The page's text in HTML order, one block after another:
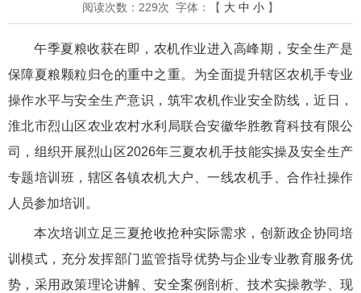
阅读次数： 229次 字体：【 大 中 小 】
午季夏粮收获在即，农机作业进入高峰期，安全生产是
保障夏粮颗粒归仓的重中之重。为全面提升辖区农机手专业
操作水平与安全生产意识，筑牢农机作业安全防线，近日，
淮北市烈山区农业农村水利局联合安徽华胜教育科技有限公
司，组织开展烈山区2026年三夏农机手技能实操及安全生产
专题培训班，辖区各镇农机大户、一线农机手、合作社操作
人员参加培训。
本次培训立足三夏抢收抢种实际需求，创新政企协同培
训模式，充分发挥部门监管指导优势与企业专业教育服务优
势，采用政策理论讲解、安全案例剖析、技术实操教学、现